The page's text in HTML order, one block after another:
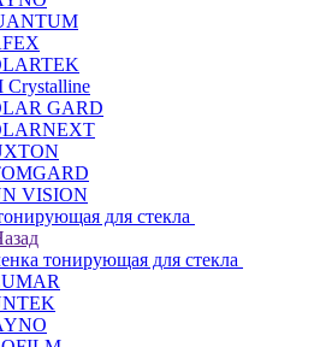
Crystalline
GARD
VISION
для стекла
тонирующая для стекла